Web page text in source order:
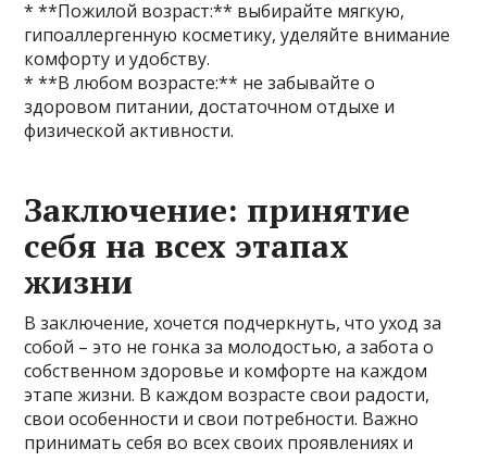
* **Пожилой возраст:** выбирайте мягкую,
гипоаллергенную косметику, уделяйте внимание
комфорту и удобству.
* **В любом возрасте:** не забывайте о
здоровом питании, достаточном отдыхе и
физической активности.
Заключение: принятие
себя на всех этапах
жизни
В заключение, хочется подчеркнуть, что уход за
собой – это не гонка за молодостью, а забота о
собственном здоровье и комфорте на каждом
этапе жизни. В каждом возрасте свои радости,
свои особенности и свои потребности. Важно
принимать себя во всех своих проявлениях и